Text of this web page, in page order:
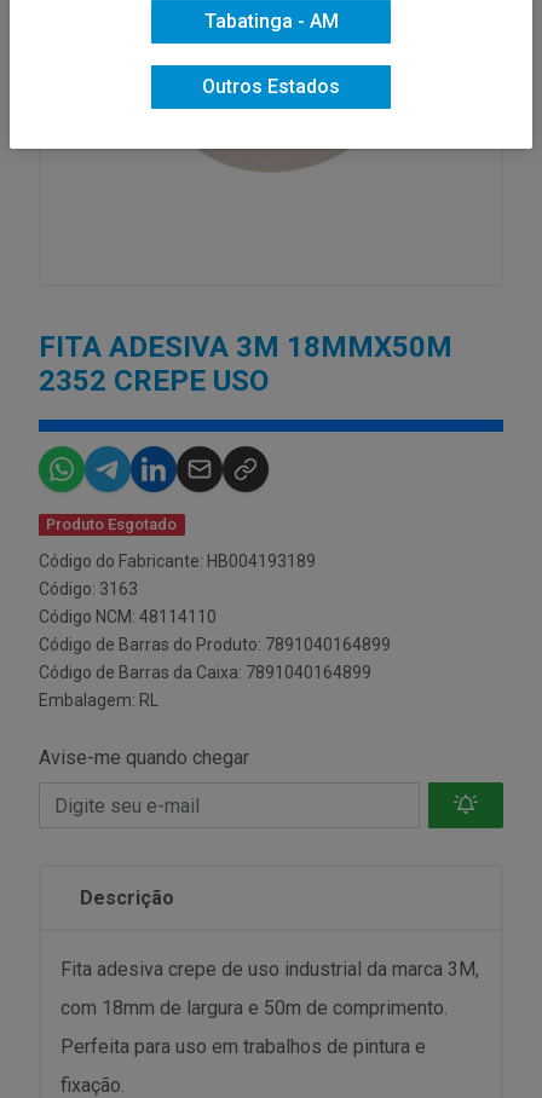
FITA ADESIVA 3M 18MMX50M
2352 CREPE USO
Produto Esgotado
Código do Fabricante: HB004193189
Código: 3163
Código NCM: 48114110
Código de Barras do Produto: 7891040164899
Código de Barras da Caixa: 7891040164899
Embalagem: RL
Avise-me quando chegar
Descrição
Fita adesiva crepe de uso industrial da marca 3M,
com 18mm de largura e 50m de comprimento.
Perfeita para uso em trabalhos de pintura e
fixação.
Tabatinga - AM
Outros Estados